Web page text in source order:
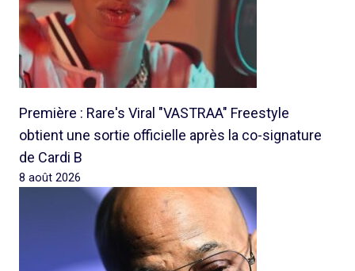
Première : Rare's Viral "VASTRAA" Freestyle
obtient une sortie officielle après la co-signature
de Cardi B
8 août 2026